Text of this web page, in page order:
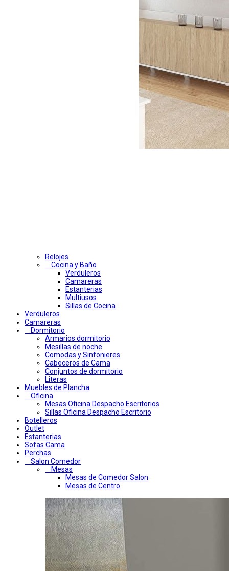
Relojes
Cocina y Baño
Verduleros
Camareras
Estanterias
Multiusos
Sillas de Cocina
Verduleros
Camareras
Dormitorio
Armarios dormitorio
Mesillas de noche
Comodas y Sinfonieres
Cabeceros de Cama
Conjuntos de dormitorio
Literas
Muebles de Plancha
Oficina
Mesas Oficina Despacho Escritorios
Sillas Oficina Despacho Escritorio
Botelleros
Outlet
Estanterias
Sofas Cama
Perchas
Salon Comedor
Mesas
Mesas de Comedor Salon
Mesas de Centro